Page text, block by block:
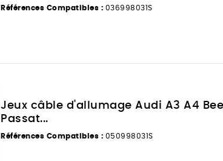
Références Compatibles : 036998031S
Jeux câble d'allumage Audi A3 A4
Passat...
Références Compatibles : 050998031S